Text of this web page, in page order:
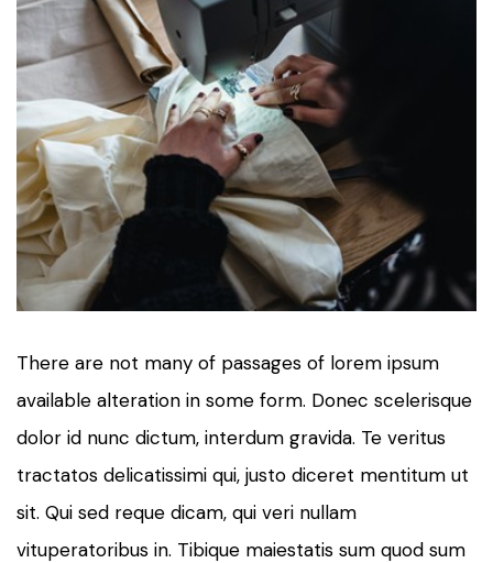
There are not many of passages of lorem ipsum
available alteration in some form. Donec scelerisque
dolor id nunc dictum, interdum gravida. Te veritus
tractatos delicatissimi qui, justo diceret mentitum ut
sit. Qui sed reque dicam, qui veri nullam
vituperatoribus in. Tibique maiestatis sum quod sum